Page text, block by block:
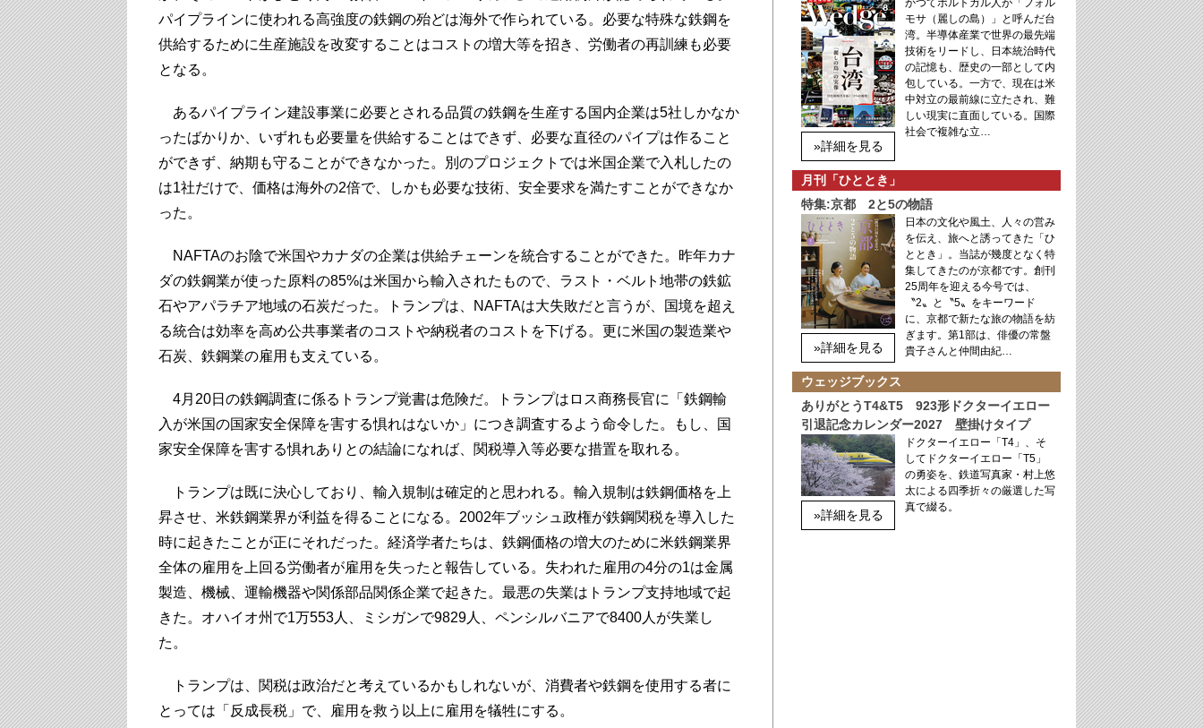
パイプラインに使われる高強度の鉄鋼の殆どは海外で作られている。必要な特殊な鉄鋼を
供給するために生産施設を改変することはコストの増大等を招き、労働者の再訓練も必要
となる。
あるパイプライン建設事業に必要とされる品質の鉄鋼を生産する国内企業は5社しかなか
ったばかりか、いずれも必要量を供給することはできず、必要な直径のパイプは作ること
ができず、納期も守ることができなかった。別のプロジェクトでは米国企業で入札したの
は1社だけで、価格は海外の2倍で、しかも必要な技術、安全要求を満たすことができなか
った。
NAFTAのお陰で米国やカナダの企業は供給チェーンを統合することができた。昨年カナ
ダの鉄鋼業が使った原料の85%は米国から輸入されたもので、ラスト・ベルト地帯の鉄鉱
石やアパラチア地域の石炭だった。トランプは、NAFTAは大失敗だと言うが、国境を超え
る統合は効率を高め公共事業者のコストや納税者のコストを下げる。更に米国の製造業や
石炭、鉄鋼業の雇用も支えている。
4月20日の鉄鋼調査に係るトランプ覚書は危険だ。トランプはロス商務長官に「鉄鋼輸
入が米国の国家安全保障を害する惧れはないか」につき調査するよう命令した。もし、国
家安全保障を害する惧れありとの結論になれば、関税導入等必要な措置を取れる。
トランプは既に決心しており、輸入規制は確定的と思われる。輸入規制は鉄鋼価格を上
昇させ、米鉄鋼業界が利益を得ることになる。2002年ブッシュ政権が鉄鋼関税を導入した
時に起きたことが正にそれだった。経済学者たちは、鉄鋼価格の増大のために米鉄鋼業界
全体の雇用を上回る労働者が雇用を失ったと報告している。失われた雇用の4分の1は金属
製造、機械、運輸機器や関係部品関係企業で起きた。最悪の失業はトランプ支持地域で起
きた。オハイオ州で1万553人、ミシガンで9829人、ペンシルバニアで8400人が失業し
た。
トランプは、関税は政治だと考えているかもしれないが、消費者や鉄鋼を使用する者に
とっては「反成長税」で、雇用を救う以上に雇用を犠牲にする。
»詳細を見る
かつてポルトガル人が「フォル
モサ（麗しの島）」と呼んだ台
湾。半導体産業で世界の最先端
技術をリードし、日本統治時代
の記憶も、歴史の一部として内
包している。一方で、現在は米
中対立の最前線に立たされ、難
しい現実に直面している。国際
社会で複雑な立…
月刊「ひととき」
特集:京都 2と5の物語
»詳細を見る
日本の文化や風土、人々の営み
を伝え、旅へと誘ってきた「ひ
ととき」。当誌が幾度となく特
集してきたのが京都です。創刊
25周年を迎える今号では、
〝2〟と〝5〟をキーワード
に、京都で新たな旅の物語を紡
ぎます。第1部は、俳優の常盤
貴子さんと仲間由紀…
ウェッジブックス
ありがとうT4&T5 923形ドクターイエロー
引退記念カレンダー2027 壁掛けタイプ
»詳細を見る
ドクターイエロー「T4」、そ
してドクターイエロー「T5」
の勇姿を、鉄道写真家・村上悠
太による四季折々の厳選した写
真で綴る。